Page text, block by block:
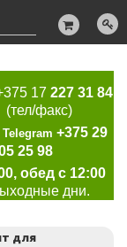
17227 31 84
(тел/факс)
+375 29
25 98
обед с 12:00
дни.
для